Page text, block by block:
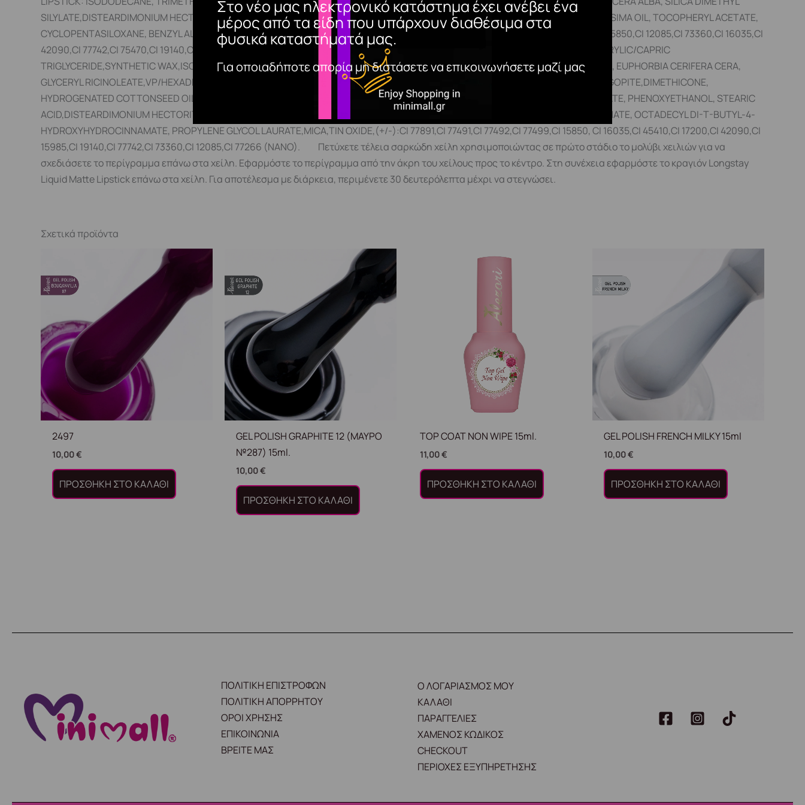
Στο νέο μας ηλεκτρονικό κατάστημα έχει ανέβει ένα
μέρος από τα είδη που υπάρχουν διαθέσιμα στα
φυσικά καταστήματά μας.
Για οποιαδήποτε απορία μη διστάσετε να επικοινωνήσετε μαζί μας
SILYLATE,DISTEARDIMONIUM HECTORITE, AROMA, PROPYLENE CARBONATE, GLYCERYL BEHENATE/EICOSADIOATE, PERSEA GRATISSIMA OIL, TOCOPHERYL ACETATE,
CYCLOPENTASILOXANE, BENZYL ALCOHOL, MAY CONTAIN, MICA,CI 77891, CI 77491,CI 77492,CI 77499,CI 45410,CI 45380,CI 17200, CI 15850,CI 12085,CI 73360,CI 16035,CI
42090,CI 77742,CI 75470,CI 19140,CI 15985,CI 47005,TIN OXIDE. GR DREAM LIPS LIPLINER: PPG-3 HYDROGENATED CASTOR OIL, CAPRYLIC/CAPRIC
TRIGLYCERIDE,SYNTHETIC WAX,ISODODECANE, MYRISTYL MYRISTATE, PARAFFIN, OCTYLDODECANOL, COPERNICIA CERIFERA CERA, EUPHORBIA CERIFERA CERA,
GLYCERYL RICINOLEATE,VP/HEXADECENE COPOLYMER, HYDROGENATED MICROCRYSTALLINE WAX, TALC, SYNTHETIC FLUORPHLOGOPITE,DIMETHICONE,
HYDROGENATED COTTONSEED OIL, SILICA, CERA MICROCRISTALLINA,HYDROGENATED VEGETABLE OIL,LECITHIN,STEARYL STEARATE, PHENOXYETHANOL, STEARIC
ACID,DISTEARDIMONIUM HECTORITE, PROPYLENE GLYCOL STEARATE, POLYSORBATE 20, SORBITAN LAURATE, PROPYLENE CARBONATE, OCTADECYL DI-T-BUTYL-4-
HYDROXYHYDROCINNAMATE, PROPYLENE GLYCOL LAURATE,MICA,TIN OXIDE,(+/-):CI 77891,CI 77491,CI 77492,CI 77499,CI 15850, CI 16035,CI 45410,CI 17200,CI 42090,CI
15985,CI 19140,CI 77742,CI 73360,CI 12085,CI 77266 (NANO). Πετύχετε τέλεια σαρκώδη χείλη χρησιμοποιώντας σε πρώτο στάδιο το μολύβι χειλιών για να
σχεδιάσετε το περίγραμμα επάνω στα χείλη. Εφαρμόστε το περίγραμμα από την άκρη του χείλους προς το κέντρο. Στη συνέχεια εφαρμόστε το κραγιόν Longstay
Liquid Matte Lipstick επάνω στα χείλη. Για αποτέλεσμα με διάρκεια, περιμένετε 30 δευτερόλεπτα μέχρι να στεγνώσει.
Σχετικά προϊόντα
2497
10,00€
ΠΡΟΣΘΉΚΗ ΣΤΟ ΚΑΛΆΘΙ
GEL POLISH GRAPHITE 12 (ΜΑΥΡΟ
№287) 15ml.
10,00€
ΠΡΟΣΘΉΚΗ ΣΤΟ ΚΑΛΆΘΙ
TOP COAT NON WIPE 15ml.
11,00€
ΠΡΟΣΘΉΚΗ ΣΤΟ ΚΑΛΆΘΙ
GEL POLISH FRENCH MILKY 15ml
10,00€
ΠΡΟΣΘΉΚΗ ΣΤΟ ΚΑΛΆΘΙ
ΠΟΛΙΤΙΚΗ ΕΠΙΣΤΡΟΦΩΝ
ΠΟΛΙΤΙΚΗ ΑΠΟΡΡΗΤΟΥ
ΟΡΟΙ ΧΡΗΣΗΣ
ΕΠΙΚΟΙΝΩΝΙΑ
ΒΡΕΙΤΕ ΜΑΣ
Ο ΛΟΓΑΡΙΑΣΜΟΣ ΜΟΥ
ΚΑΛΑΘΙ
ΠΑΡΑΓΓΕΛΙΕΣ
ΧΑΜΕΝΟΣ ΚΩΔΙΚΟΣ
CHECKOUT
ΠΕΡΙΟΧΕΣ ΕΞΥΠΗΡΕΤΗΣΗΣ